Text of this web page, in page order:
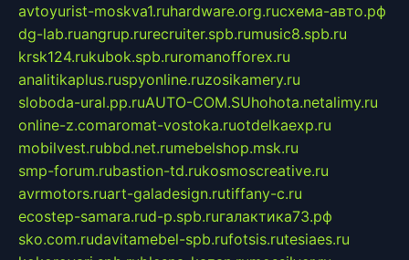
avtoyurist-moskva1.ruhardware.org.ruсхема-авто.рф
dg-lab.ruangrup.rurecruiter.spb.rumusic8.spb.ru
krsk124.rukubok.spb.ruromanofforex.ru
analitikaplus.ruspyonline.ruzosikamery.ru
sloboda-ural.pp.ruAUTO-COM.SUhohota.netalimy.ru
online-z.comaromat-vostoka.ruotdelkaexp.ru
mobilvest.rubbd.net.rumebelshop.msk.ru
smp-forum.rubastion-td.rukosmoscreative.ru
avrmotors.ruart-galadesign.rutiffany-c.ru
ecostep-samara.rud-p.spb.ruгалактика73.рф
sko.com.rudavitamebel-spb.rufotsis.rutesiaes.ru